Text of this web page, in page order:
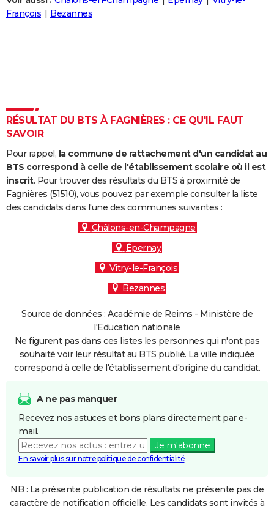
Destinations
City break
Voyage nature
Voyage de noces
Forum
Climat
+
PHOTO
Carte de Noël
Carte Bonne année
Carte Saint-Valentin
Carte Pâques
Carte d'anniversaire
DICTIONNAIRE
Dictionnaire
Biographies
Citations
Expressions
Proverbes
PROGRAMME TV
COPAINS D'AVANT
S'inscrire
Se connecter
Lycées
Collèges
Primaires
Universités
Entreprises
Service militaire
Avis de recherche
AVIS DE DÉCÈS
FORUM
François
Bezannes
RÉSULTAT DU BTS À FAGNIÈRES : CE QU'IL FAUT
SAVOIR
Pour rappel, la commune de rattachement d'un candidat au
BTS correspond à celle de l'établissement scolaire où il est
inscrit. Pour trouver des résultats du BTS à proximité de
Fagnières (51510), vous pouvez par exemple consulter la liste
des candidats dans l'une des communes suivantes :
Châlons-en-Champagne
Épernay
Vitry-le-François
Bezannes
Source de données : Académie de Reims - Ministère de
l'Education nationale
Ne figurent pas dans ces listes les personnes qui n'ont pas
souhaité voir leur résultat au BTS publié. La ville indiquée
correspond à celle de l'établissement d'origine du candidat.
A ne pas manquer
Recevez nos astuces et bons plans directement par e-
mail.
Je m'abonne
En savoir plus sur notre politique de confidentialité
NB : La présente publication de résultats ne présente pas de
caractère de notification officielle. Les candidats sont invités à